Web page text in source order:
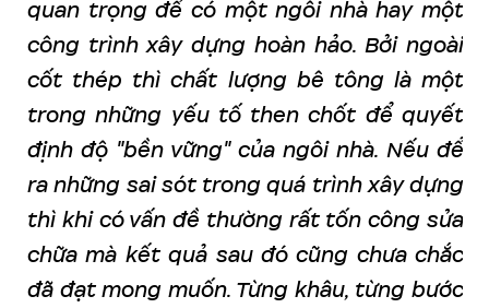
quan trọng để có một ngôi nhà hay một
công trình xây dựng hoàn hảo. Bởi ngoài
cốt thép thì chất lượng bê tông là một
trong những yếu tố then chốt để quyết
định độ "bền vững" của ngôi nhà. Nếu để
ra những sai sót trong quá trình xây dựng
thì khi có vấn đề thường rất tốn công sửa
chữa mà kết quả sau đó cũng chưa chắc
đã đạt mong muốn. Từng khâu, từng bước